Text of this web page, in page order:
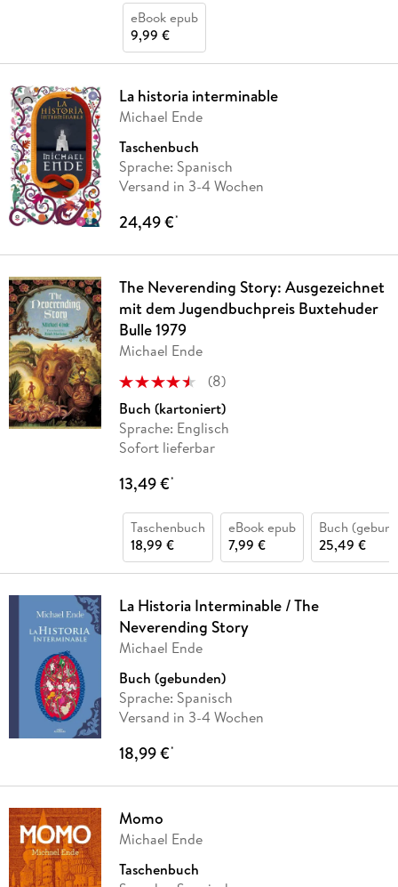
eBook epub
9,99 €
La historia interminable
Michael Ende
Taschenbuch
Sprache: Spanisch
Versand in 3-4 Wochen
24,49 €*
The Neverending Story: Ausgezeichnet
mit dem Jugendbuchpreis Buxtehuder
Bulle 1979
Michael Ende
(8)
Buch (kartoniert)
Sprache: Englisch
Sofort lieferbar
13,49 €*
Taschenbuch
18,99 €
eBook epub
7,99 €
Buch
25,49 €
La Historia Interminable / The
Neverending Story
Michael Ende
Buch (gebunden)
Sprache: Spanisch
Versand in 3-4 Wochen
18,99 €*
Momo
Michael Ende
Taschenbuch